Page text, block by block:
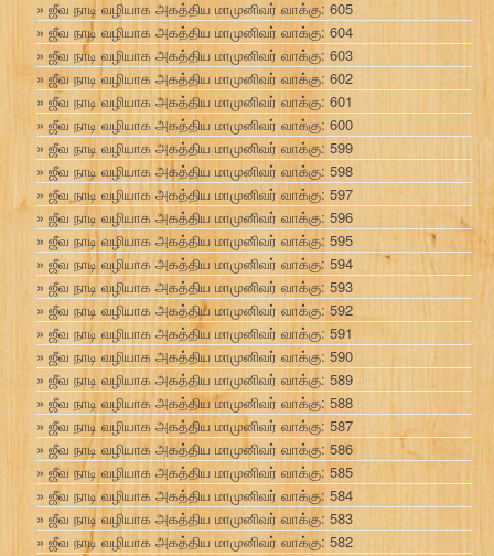
ஜீவ நாடி வழியாக அகத்திய மாமுனிவர் வாக்கு: 605
ஜீவ நாடி வழியாக அகத்திய மாமுனிவர் வாக்கு: 604
ஜீவ நாடி வழியாக அகத்திய மாமுனிவர் வாக்கு: 603
ஜீவ நாடி வழியாக அகத்திய மாமுனிவர் வாக்கு: 602
ஜீவ நாடி வழியாக அகத்திய மாமுனிவர் வாக்கு: 601
ஜீவ நாடி வழியாக அகத்திய மாமுனிவர் வாக்கு: 600
ஜீவ நாடி வழியாக அகத்திய மாமுனிவர் வாக்கு: 599
ஜீவ நாடி வழியாக அகத்திய மாமுனிவர் வாக்கு: 598
ஜீவ நாடி வழியாக அகத்திய மாமுனிவர் வாக்கு: 597
ஜீவ நாடி வழியாக அகத்திய மாமுனிவர் வாக்கு: 596
ஜீவ நாடி வழியாக அகத்திய மாமுனிவர் வாக்கு: 595
ஜீவ நாடி வழியாக அகத்திய மாமுனிவர் வாக்கு: 594
ஜீவ நாடி வழியாக அகத்திய மாமுனிவர் வாக்கு: 593
ஜீவ நாடி வழியாக அகத்திய மாமுனிவர் வாக்கு: 592
ஜீவ நாடி வழியாக அகத்திய மாமுனிவர் வாக்கு: 591
ஜீவ நாடி வழியாக அகத்திய மாமுனிவர் வாக்கு: 590
ஜீவ நாடி வழியாக அகத்திய மாமுனிவர் வாக்கு: 589
ஜீவ நாடி வழியாக அகத்திய மாமுனிவர் வாக்கு: 588
ஜீவ நாடி வழியாக அகத்திய மாமுனிவர் வாக்கு: 587
ஜீவ நாடி வழியாக அகத்திய மாமுனிவர் வாக்கு: 586
ஜீவ நாடி வழியாக அகத்திய மாமுனிவர் வாக்கு: 585
ஜீவ நாடி வழியாக அகத்திய மாமுனிவர் வாக்கு: 584
ஜீவ நாடி வழியாக அகத்திய மாமுனிவர் வாக்கு: 583
ஜீவ நாடி வழியாக அகத்திய மாமுனிவர் வாக்கு: 582